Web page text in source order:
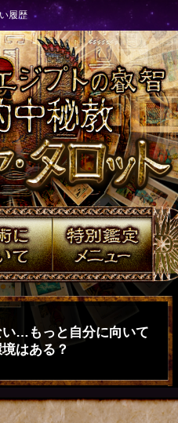
…もっと自分に向いて
はある？